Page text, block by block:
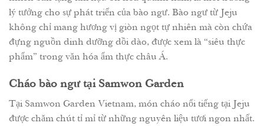
lý tưởng cho sự phát triển của bào ngư. Bào ngư từ Jeju
không chỉ mang hương vị giòn ngọt tự nhiên mà còn chứa
đựng nguồn dinh dưỡng dồi dào, được xem là “siêu thực
phẩm” trong văn hóa ẩm thực châu Á.
Cháo bào ngư tại Samwon Garden
Tại Samwon Garden Vietnam, món cháo nổi tiếng tại Jeju
được chăm chút tỉ mỉ từ những nguyên liệu tươi ngon nhất.